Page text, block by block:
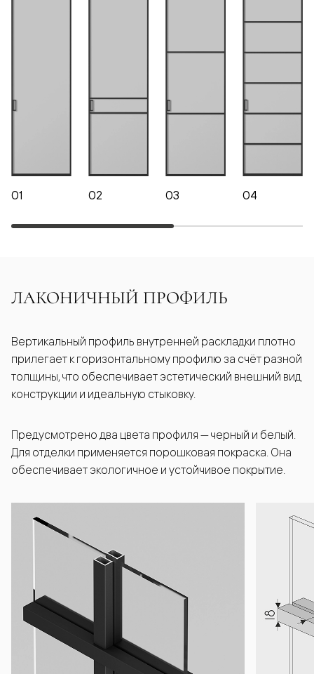
01 02 03 04
ЛАКОНИЧНЫЙ ПРОФИЛЬ
Вертикальный профиль внутренней раскладки плотно
прилегает к горизонтальному профилю за счёт разной
толщины, что обеспечивает эстетический внешний вид
конструкции и идеальную стыковку.
Предусмотрено два цвета профиля — черный и белый.
Для отделки применяется порошковая покраска. Она
обеспечивает экологичное и устойчивое покрытие.